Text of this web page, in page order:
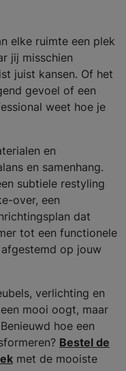
elke ruimte een plek
jij misschien
juist kansen. Of het
gevoel of een
weet hoe je
en
en samenhang.
subtiele restyling
over, een
dat
tot een functionele
op jouw
verlichting en
mooi oogt, maar
hoe een
Bestel de
met de mooiste